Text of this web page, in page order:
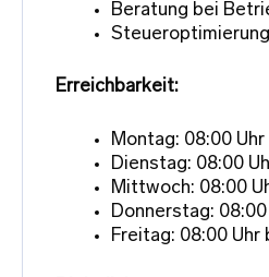
Beratung bei
Steueroptimierung
Erreichbarkeit:
Montag: 08:00
Dienstag: 08:00
Mittwoch: 08:00
Donnerstag:
Freitag: 08:00 Uhr